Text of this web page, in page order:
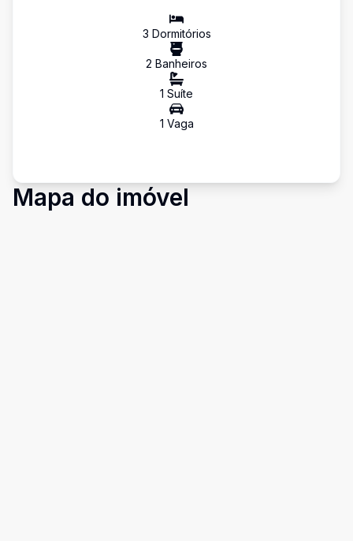
3 Dormitórios
2 Banheiros
1 Suíte
1 Vaga
Mapa do imóvel